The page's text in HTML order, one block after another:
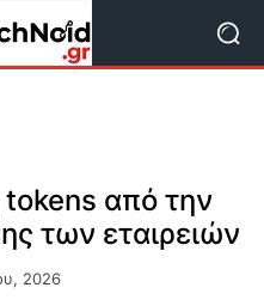
από την
των εταιρειών
2026